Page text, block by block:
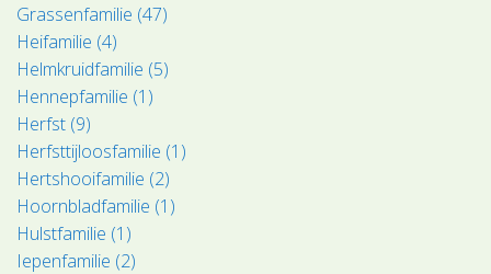
Grassenfamilie (47)
Heifamilie (4)
Helmkruidfamilie (5)
Hennepfamilie (1)
Herfst (9)
Herfsttijloosfamilie (1)
Hertshooifamilie (2)
Hoornbladfamilie (1)
Hulstfamilie (1)
Iepenfamilie (2)